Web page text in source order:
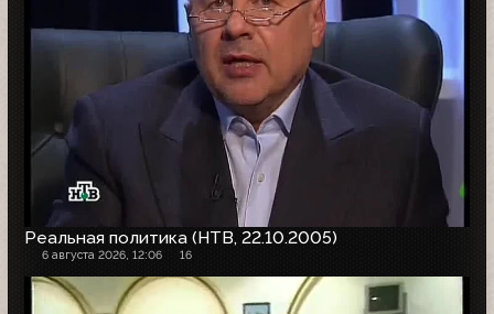
Реальная политика (НТВ, 22.10.2005)
6 августа 2026, 12:06 16